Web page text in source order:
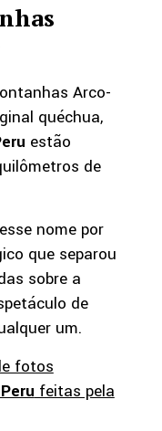
Arco-
quéchua,
estão
de
nome por
que separou
sobre a
de
um.
fotos
feitas pela